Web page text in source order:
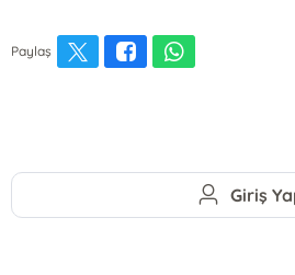
Paylaş
Giriş